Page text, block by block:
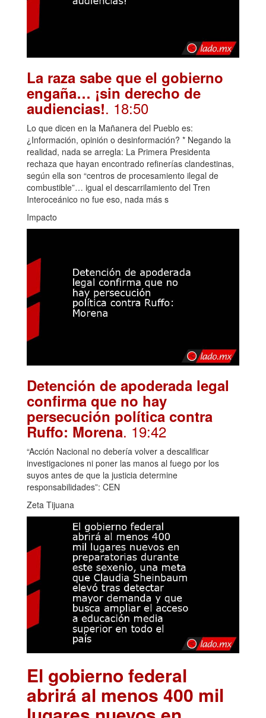
La raza sabe que el gobierno
engaña… ¡sin derecho de
audiencias!. 18:50
Lo que dicen en la Mañanera del Pueblo es:
¿Información, opinión o desinformación? * Negando la
realidad, nada se arregla: La Primera Presidenta
rechaza que hayan encontrado refinerías clandestinas,
según ella son “centros de procesamiento ilegal de
combustible”… igual el descarrilamiento del Tren
Interoceánico no fue eso, nada más s
Impacto
Detención de apoderada legal
confirma que no hay
persecución política contra
Ruffo: Morena. 19:42
“Acción Nacional no debería volver a descalificar
investigaciones ni poner las manos al fuego por los
suyos antes de que la justicia determine
responsabilidades”: CEN
Zeta Tijuana
El gobierno federal
abrirá al menos 400 mil